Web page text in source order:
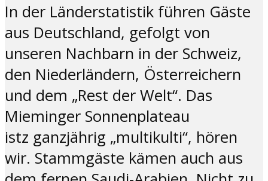
In der Länderstatistik führen Gäste
aus Deutschland, gefolgt von
unseren Nachbarn in der Schweiz,
den Niederländern, Österreichern
und dem „Rest der Welt“. Das
Mieminger Sonnenplateau
istz ganzjährig „multikulti“, hören
wir. Stammgäste kämen auch aus